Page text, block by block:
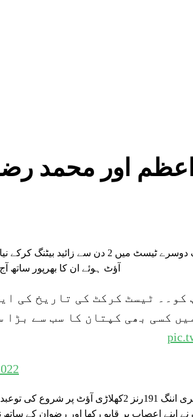
اعظم اور محمد
آؤٹ ہوئے ان کا بھرپور ساتھ آج محمد رضوان نے
اس سے قبل آج پاکستان نے اپنی دوسری اننگ
اپنے اعصاب پر قابو رکھا اور رضوان کے